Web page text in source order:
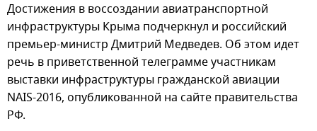
Достижения в воссоздании авиатранспортной
инфраструктуры Крыма подчеркнул и российский
премьер-министр Дмитрий Медведев. Об этом идет
речь в приветственной телеграмме участникам
выставки инфраструктуры гражданской авиации
NAIS-2016, опубликованной на сайте правительства
РФ.